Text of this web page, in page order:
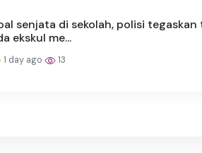
senjata di sekolah, polisi tegaskan
ekskul me...
1 day ago 13